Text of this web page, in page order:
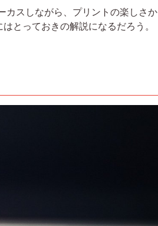
カスしながら、プリントの楽しさか
とっておきの解説になるだろう。